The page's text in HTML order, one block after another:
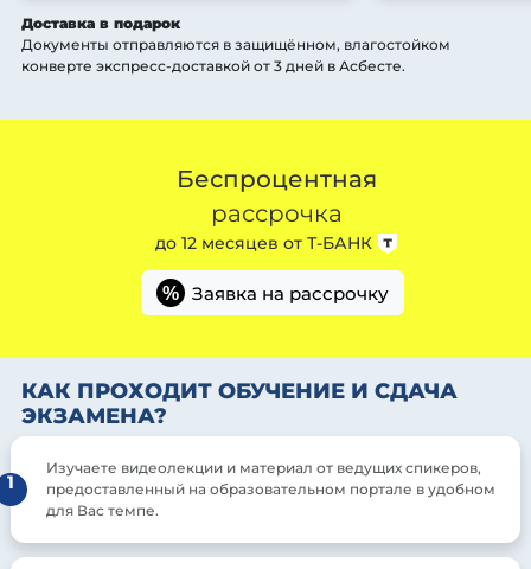
Доставка в подарок
Документы отправляются в защищённом, влагостойком
конверте экспресс-доставкой от 3 дней в Асбесте.
Беспроцентная
рассрочка
до 12 месяцев от Т-БАНК
% Заявка на рассрочку
КАК ПРОХОДИТ ОБУЧЕНИЕ И СДАЧА
ЭКЗАМЕНА?
1
Изучаете видеолекции и материал от ведущих спикеров,
предоставленный на образовательном портале в удобном
для Вас темпе.